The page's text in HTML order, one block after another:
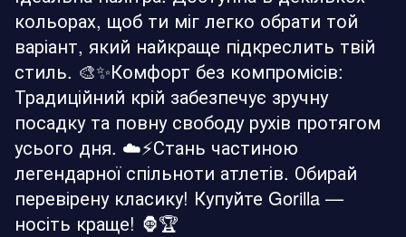
кольорах, щоб ти міг легко обрати той
варіант, який найкраще підкреслить твій
стиль. 🎨✨Комфорт без компромісів:
Традиційний крій забезпечує зручну
посадку та повну свободу рухів протягом
усього дня. ☁️⚡Стань частиною
легендарної спільноти атлетів. Обирай
перевірену класику! Купуйте Gorilla —
носіть краще! 🦍🏆